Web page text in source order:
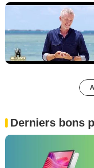
Derniers bons